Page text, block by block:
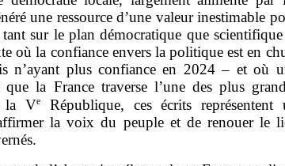
une ressource d’une valeur inestimable
sur le plan démocratique que
où la confiance envers la politique est en
n’ayant plus confiance en 2024 – et où
que la France traverse l’une des plus
la Ve
République, ces écrits représentent
la voix du peuple et de renouer le